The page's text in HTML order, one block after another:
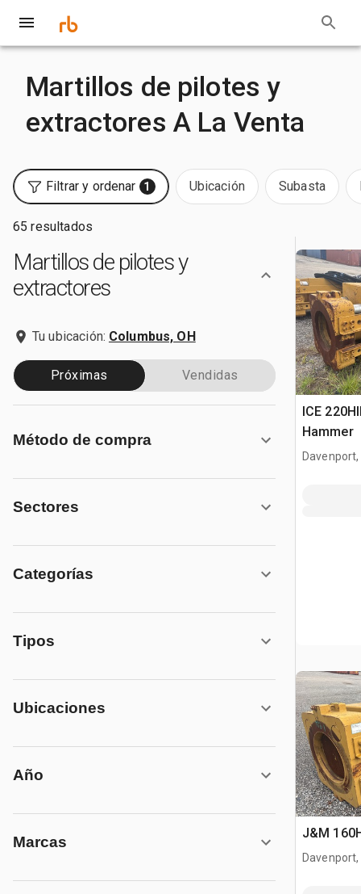
Martillos de pilotes y
extractores A La Venta
Filtrar y ordenar 1 Ubicación Subasta
65 resultados
Martillos de pilotes y
extractores
Tu ubicación: Columbus, OH
Próximas Vendidas
Método de compra
Sectores
Categorías
Tipos
Ubicaciones
Año
Marcas
ICE
Hammer
Davenport,
J&M
Davenport,